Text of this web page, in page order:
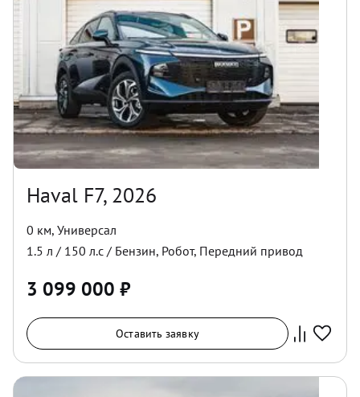
Haval F7, 2026
0 км, Универсал
1.5 л / 150 л.с / Бензин, Робот, Передний привод
3 099 000 ₽
Оставить заявку